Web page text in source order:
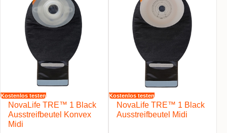
Kostenlos testen
NovaLife TRE™ 1 Black
Ausstreifbeutel Konvex
Midi
Kostenlos testen
NovaLife TRE™ 1 Black
Ausstreifbeutel Midi